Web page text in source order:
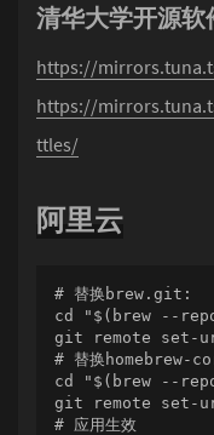
清华大学开源软
https://
https://
ttles/
阿里云
# 替换brew.git:
cd "$(brew --
git remote set-
# 替换homebrew-
cd "$(brew --
git remote set-
# 应用生效